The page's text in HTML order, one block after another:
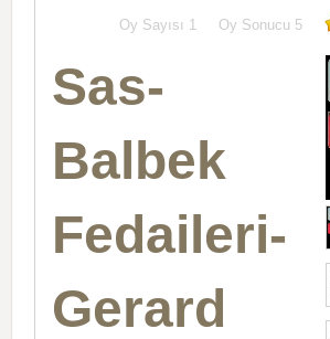
Oy Sayısı 1 Oy Sonucu 5
Sas-
Balbek
Fedaileri-
Gerard